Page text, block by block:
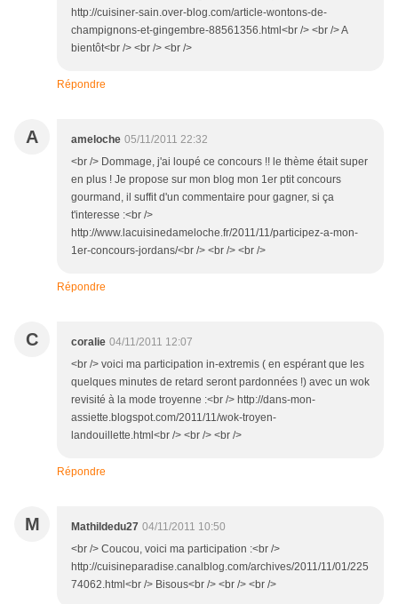
http://cuisiner-sain.over-blog.com/article-wontons-de-
champignons-et-gingembre-88561356.html<br /> <br /> A
bientôt<br /> <br /> <br />
Répondre
A ameloche 05/11/2011 22:32
<br /> Dommage, j'ai loupé ce concours !! le thème était super
en plus ! Je propose sur mon blog mon 1er ptit concours
gourmand, il suffit d'un commentaire pour gagner, si ça
t'interesse :<br />
http://www.lacuisinedameloche.fr/2011/11/participez-a-mon-
1er-concours-jordans/<br /> <br /> <br />
Répondre
C coralie 04/11/2011 12:07
<br /> voici ma participation in-extremis ( en espérant que les
quelques minutes de retard seront pardonnées !) avec un wok
revisité à la mode troyenne :<br /> http://dans-mon-
assiette.blogspot.com/2011/11/wok-troyen-
landouillette.html<br /> <br /> <br />
Répondre
M Mathildedu27 04/11/2011 10:50
<br /> Coucou, voici ma participation :<br />
http://cuisineparadise.canalblog.com/archives/2011/11/01/225
74062.html<br /> Bisous<br /> <br /> <br />